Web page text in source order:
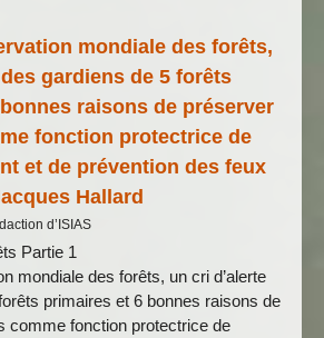
mondiale des forêts,
gardiens de 5 forêts
raisons de préserver
fonction protectrice de
et de prévention des feux
Hallard
d’ISIAS
Partie 1
mondiale des forêts, un cri d’alerte
primaires et 6 bonnes raisons de
comme fonction protectrice de